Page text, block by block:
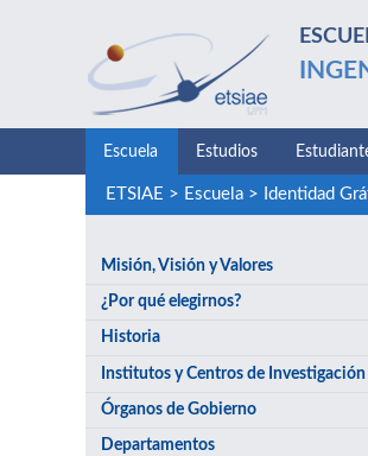
Escuela Estudios
ETSIAE > Escuela> Identidad
Misión, Visión y Valores
¿Por qué elegirnos?
Historia
Institutos y Centros de Investigación
Órganos de Gobierno
Departamentos